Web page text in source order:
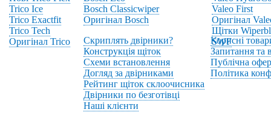
Trico Ice
Trico Exactfit
Trico Tech
Оригінал Trico
Bosch Classicwiper
Оригінал Bosch
Valeo First
Оригінал
Щітки
SWF
Скриплять двірники?
Конструкція щіток
Схеми встановлення
Догляд за двірниками
Рейтинг щіток склоочисника
Двірники по безготівці
Наші клієнти
Корисні
Запитання та
Публічна
Політика